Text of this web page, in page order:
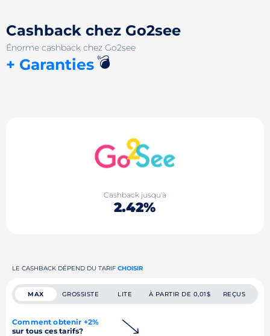
Cashback chez Go2see
Énorme cashback chez Go2see
+ Garanties💣
Cashback jusqu'à
2.42%
LE CASHBACK DÉPEND DU TARIF CHOISIR
MAX GROSSISTE LITE À PARTIR DE 0,01$ REÇUS
Comment obtenir +2%
sur tous ces tarifs?